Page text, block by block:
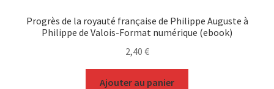
Progrès de la royauté française de Philippe Auguste à
Philippe de Valois-Format numérique (ebook)
2,40 €
Ajouter au panier